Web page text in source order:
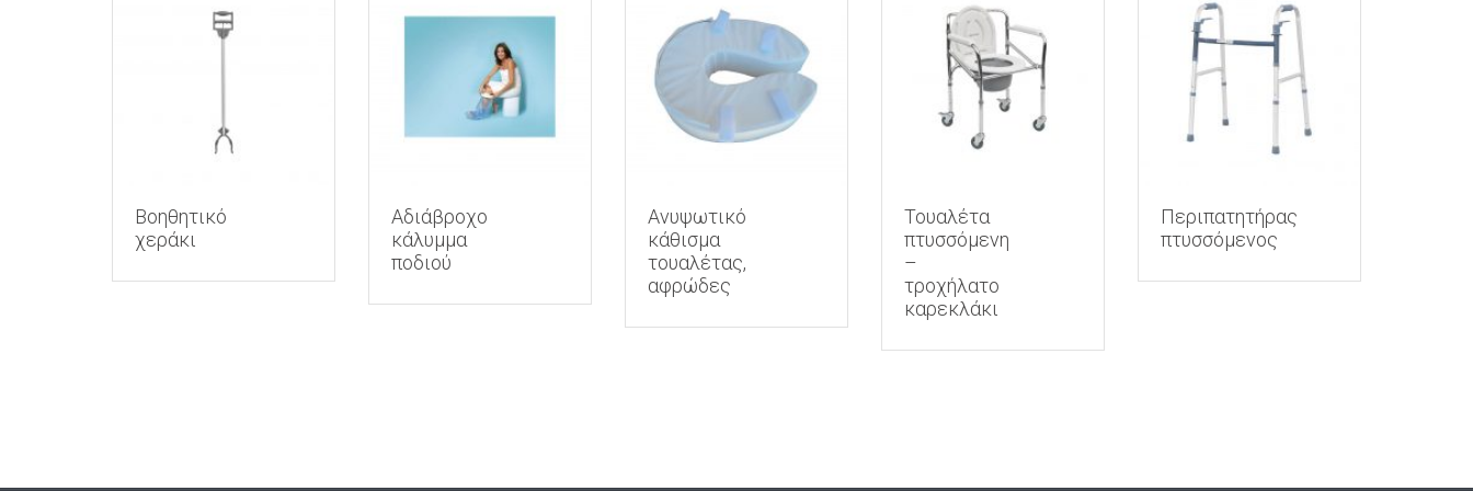
Βοηθητικό
χεράκι
Αδιάβροχο
κάλυμμα
ποδιού
Ανυψωτικό
κάθισμα
τουαλέτας,
αφρώδες
Τουαλέτα
πτυσσόμενη
–
τροχήλατο
καρεκλάκι
Περιπατητήρας
πτυσσόμενος